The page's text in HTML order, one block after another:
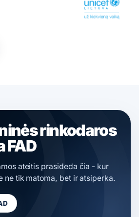
rinkodaros
FAD
ateitis prasideda čia - kur
ne tik matoma, bet ir atsiperka.